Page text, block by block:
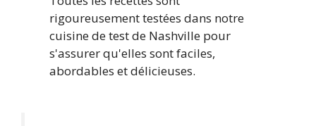
rigoureusement testées dans notre
cuisine de test de Nashville pour
s'assurer qu'elles sont faciles,
abordables et délicieuses.